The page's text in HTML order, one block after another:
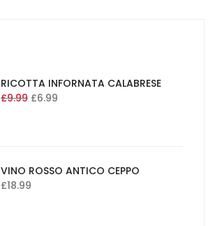
RICOTTA INFORNATA CALABRESE
£9.99 £6.99
VINO ROSSO ANTICO CEPPO
£18.99